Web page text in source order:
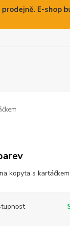
E-shop
kopyta s